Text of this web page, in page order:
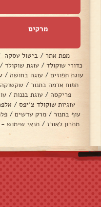
מרקים
מפת אתר / ביטול עסקה
כדורי שוקולד / עוגת שוקולד /
עוגת תפוזים / עוגה בחושה /
תפוח אדמה בתנור / שקשוקה
פריקסה / עוגת בננות /
עוגיות שוקולד צ׳יפס /
עוף בתנור / מרק עדשים /
מתכון לאורז / תנאי שימוש -